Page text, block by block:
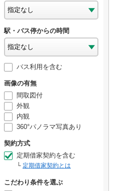
駅・バス停からの時間
バス利用を含む
画像の有無
間取図付
外観
内観
360°パノラマ写真あり
契約方式
定期借家契約を含む
定期借家契約とは
こだわり条件を選ぶ